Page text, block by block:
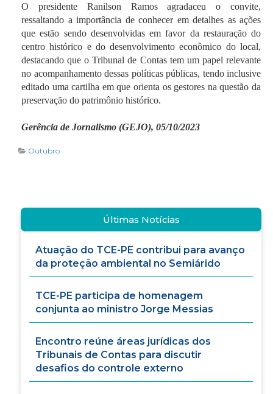
O presidente Ranilson Ramos agradaceu o convite,
ressaltando a importância de conhecer em detalhes as ações
que estão sendo desenvolvidas em favor da restauração do
centro histórico e do desenvolvimento econômico do local,
destacando que o Tribunal de Contas tem um papel relevante
no acompanhamento dessas políticas públicas, tendo inclusive
editado uma cartilha em que orienta os gestores na questão da
preservação do patrimônio histórico.
Gerência de Jornalismo (GEJO), 05/10/2023
Outubro
Últimas Notícias
Atuação do TCE-PE contribui para avanço
da proteção ambiental no Semiárido
TCE-PE participa de homenagem
conjunta ao ministro Jorge Messias
Encontro reúne áreas jurídicas dos
Tribunais de Contas para discutir
desafios do controle externo